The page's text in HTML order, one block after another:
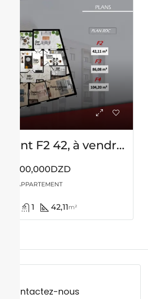
Appartement F2 42, à vendre – Es-sénia – Oran
7,500,000DZD
APPARTEMENT
1 42,11m²
Contactez-nous